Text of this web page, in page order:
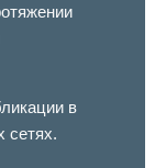
в
сетях.